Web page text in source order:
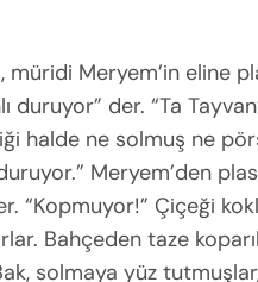
müridi Meryem’in eline
duruyor” der. “Ta
halde ne solmuş ne
Meryem’den
“Kopmuyor!” Çiçeği
Bahçeden taze
solmaya yüz